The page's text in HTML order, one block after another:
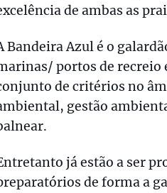
de ambas as
Bandeira Azul é o
portos de recreio
de critérios no
gestão
já estão a ser
de forma a